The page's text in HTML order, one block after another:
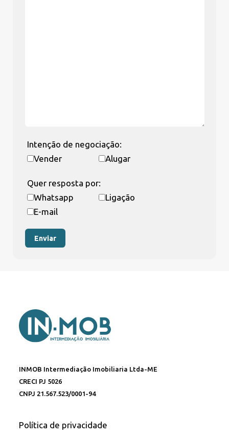
Intenção de negociação:
Vender
Alugar
Quer resposta por:
Whatsapp
Ligação
E-mail
Enviar
INMOB Intermediação Imobiliaria Ltda-ME
CRECI PJ 5026
CNPJ 21.567.523/0001-94
Política de privacidade